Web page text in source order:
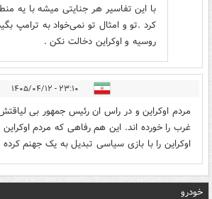
با این تفاسیر هر جنایتی میشه با یه
کرد .تو و امثال تو نمی‌خواد به ترامپ
روسیه و اوکراین دخالت نکن .
۲۳:۱۰ - ۱۴۰۵/۰۴/۱۲
مردم اوکراین و در راس ان رئیس جمهور بی
غرب را خورده اند. این هم رفاهی که مردم
اوکراین را با بازی سیاسی تبدیل به یک جهنم کرده
خودرو